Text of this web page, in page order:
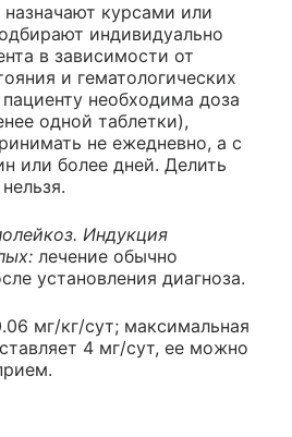
курсами или
индивидуально
в зависимости от
и гематологических
необходима доза
одной таблетки),
не ежедневно, а с
или более дней. Делить
Индукция
лечение обычно
установления диагноза.
мг/кг/сут; максимальная
4 мг/сут, ее можно